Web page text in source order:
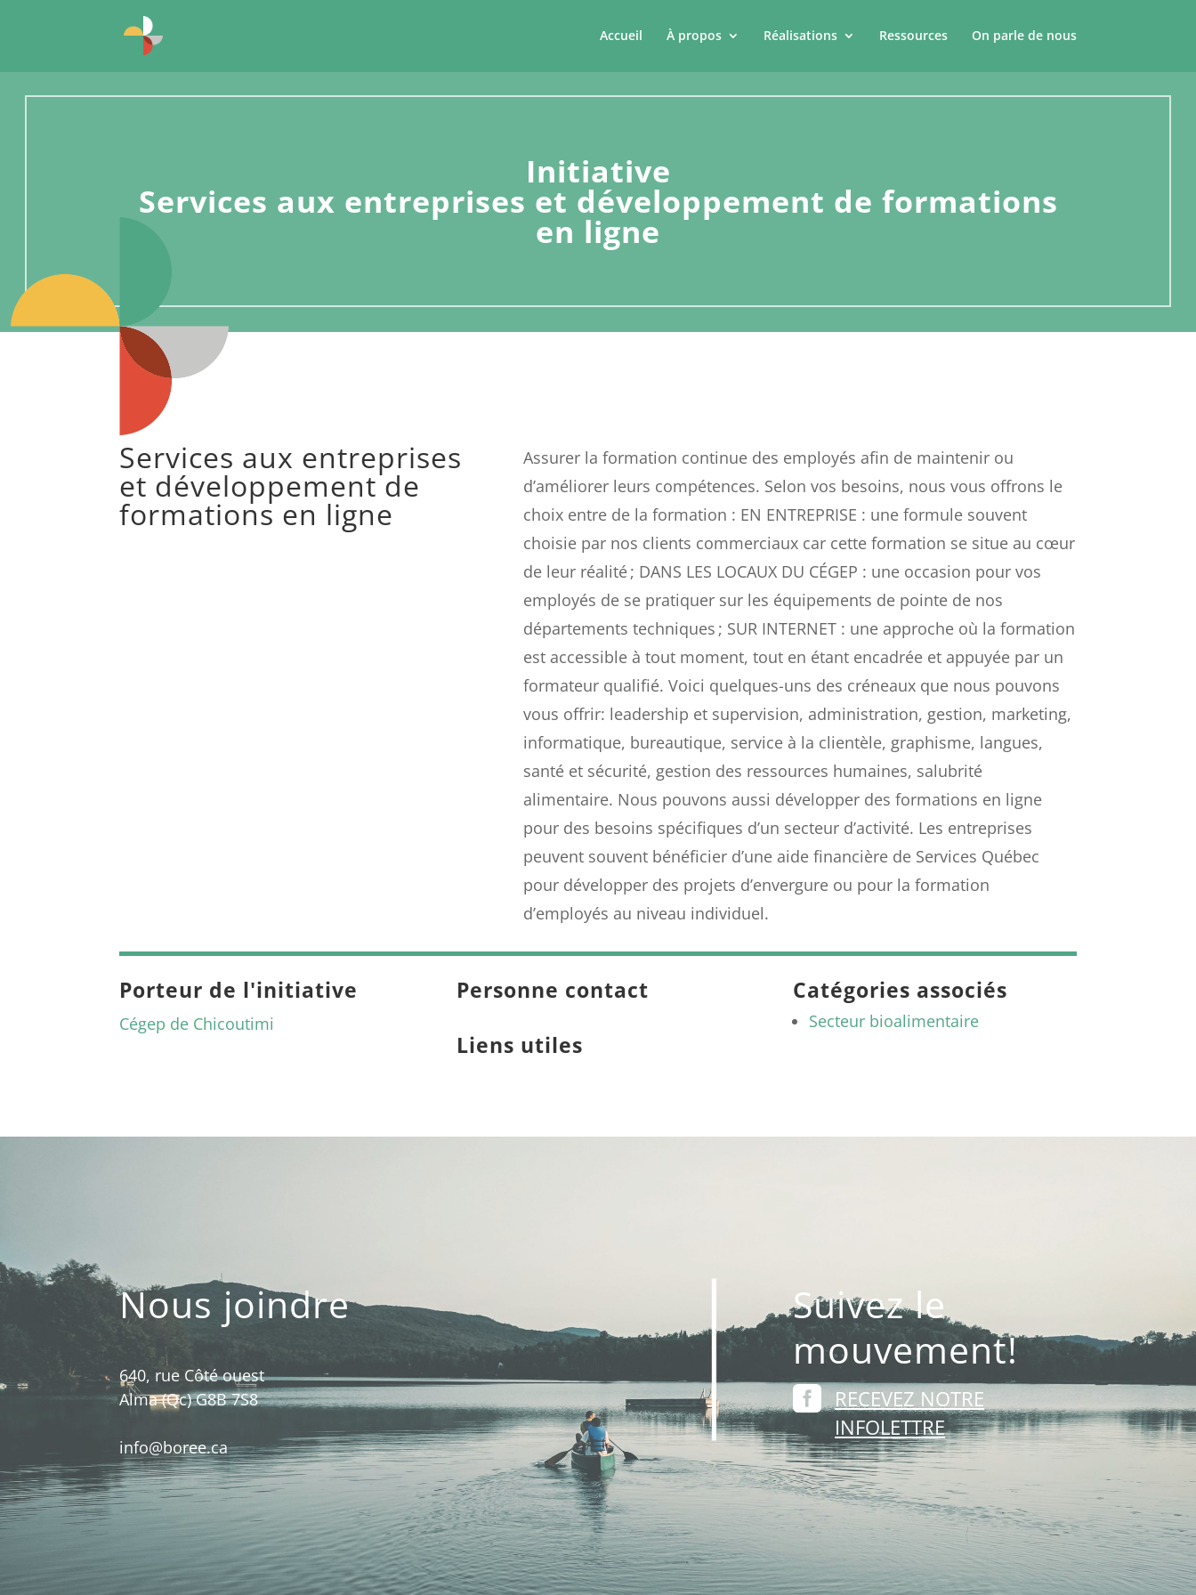
Accueil À propos Réalisations Ressources On parle de nous
Initiative
Services aux entreprises et développement de formations
en ligne
Services aux entreprises
et développement de
formations en ligne
Assurer la formation continue des employés afin de maintenir ou
d’améliorer leurs compétences. Selon vos besoins, nous vous offrons le
choix entre de la formation : EN ENTREPRISE : une formule souvent
choisie par nos clients commerciaux car cette formation se situe au cœur
de leur réalité ; DANS LES LOCAUX DU CÉGEP : une occasion pour vos
employés de se pratiquer sur les équipements de pointe de nos
départements techniques ; SUR INTERNET : une approche où la formation
est accessible à tout moment, tout en étant encadrée et appuyée par un
formateur qualifié. Voici quelques-uns des créneaux que nous pouvons
vous offrir: leadership et supervision, administration, gestion, marketing,
informatique, bureautique, service à la clientèle, graphisme, langues,
santé et sécurité, gestion des ressources humaines, salubrité
alimentaire. Nous pouvons aussi développer des formations en ligne
pour des besoins spécifiques d’un secteur d’activité. Les entreprises
peuvent souvent bénéficier d’une aide financière de Services Québec
pour développer des projets d’envergure ou pour la formation
d’employés au niveau individuel.
Porteur de l'initiative
Cégep de Chicoutimi
Personne contact
Liens utiles
Catégories associés
Secteur bioalimentaire
Nous joindre
640, rue Côté ouest
Alma (Qc) G8B 7S8
info@boree.ca
Suivez le
mouvement!
 RECEVEZ NOTRE
INFOLETTRE